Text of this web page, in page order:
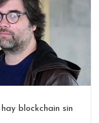
blockchain sin